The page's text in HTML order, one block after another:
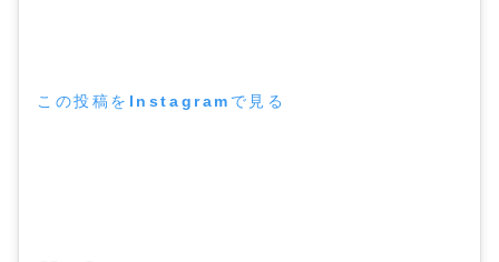
この投稿をInstagramで見る